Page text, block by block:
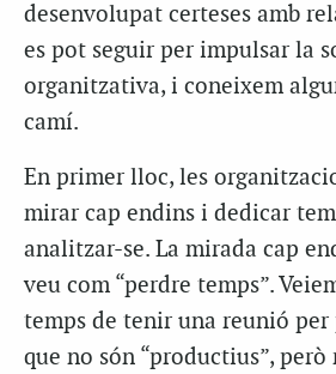
desenvolupat certeses amb
es pot seguir per impulsar la
organitzativa, i coneixem
camí.
En primer lloc, les
mirar cap endins i dedicar
analitzar-se. La mirada cap
veu com “perdre temps”.
temps de tenir una reunió per
que no són “productius”, però